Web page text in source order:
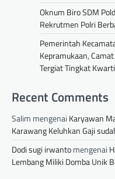
Oknum Biro SDM
Rekrutmen Polri
Pemerintah
Kepramukaan,
Tergiat Tingkat
Recent Comments
Salim mengenai Karyawan
Karawang Keluhkan Gaji
Dodi sugi irwantomengenai
Lembang Miliki Domba Unik